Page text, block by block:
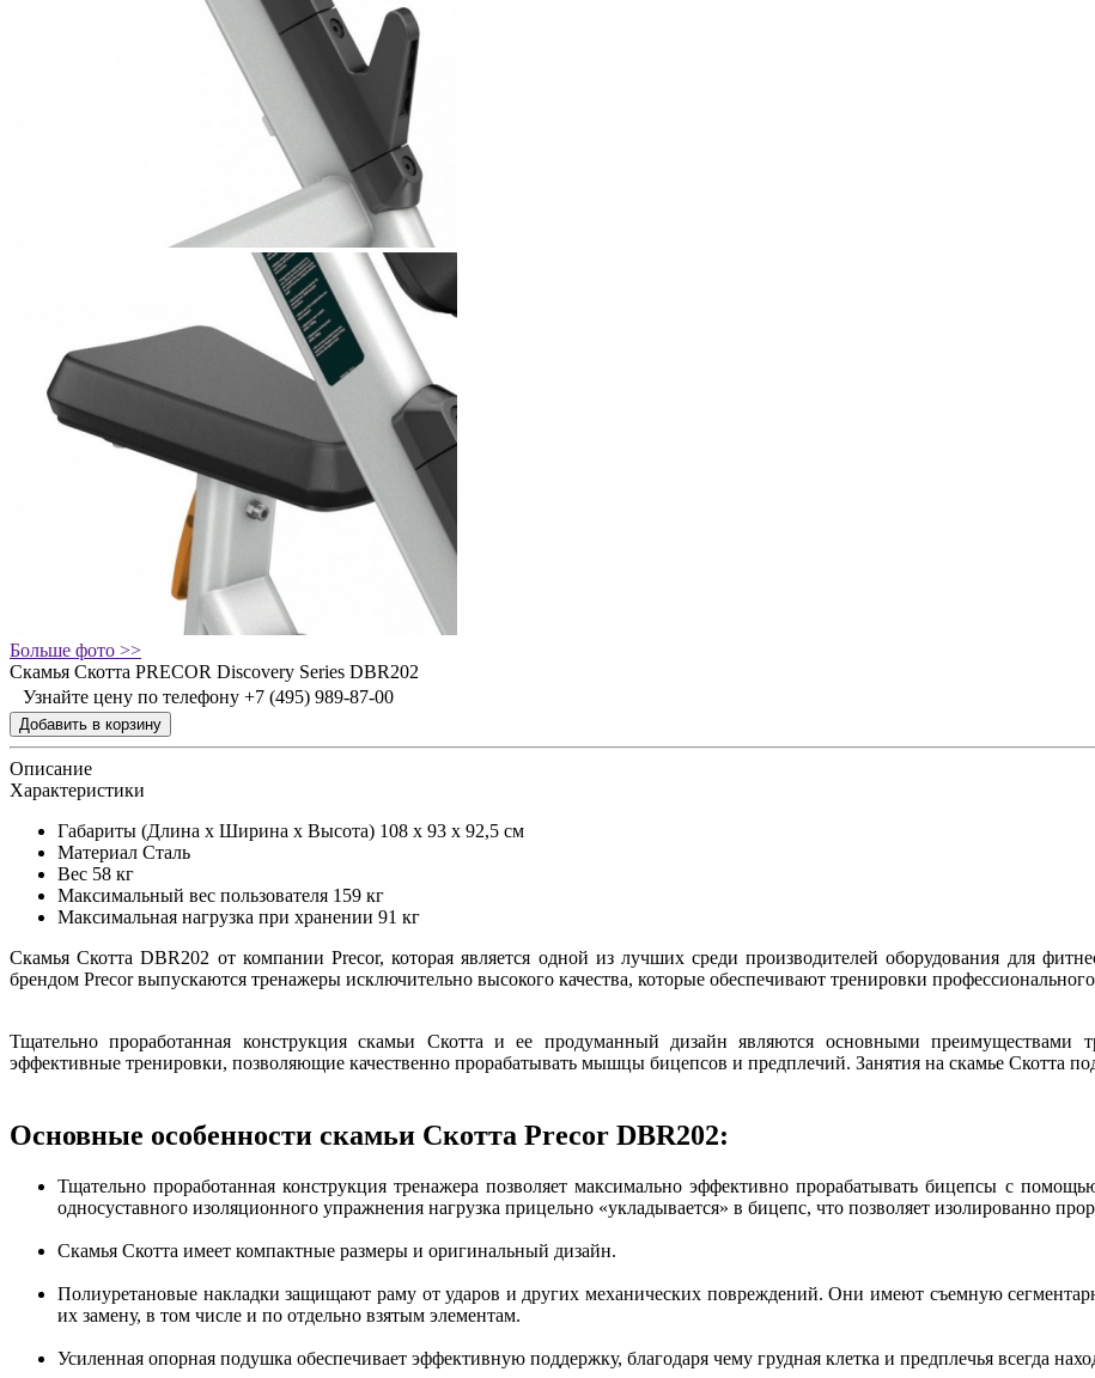
Больше фото >>
Скамья Скотта PRECOR Discovery Series DBR202
Узнайте цену по телефону +7 (495) 989-87-00
Описание
Характеристики
Габариты (Длина x Ширина x Высота) 108 х 93 х 92,5 см
Материал Сталь
Вес 58 кг
Максимальный вес пользователя 159 кг
Максимальная нагрузка при хранении 91 кг
Скамья Скотта DBR202 от компании Precor, которая является одной из лучших среди производителей оборудования для
брендом Precor выпускаются тренажеры исключительно высокого качества, которые обеспечивают тренировки
Тщательно проработанная конструкция скамьи Скотта и ее продуманный дизайн являются основными преимуществами
эффективные тренировки, позволяющие качественно прорабатывать мышцы бицепсов и предплечий. Занятия на скамье Скотта
Основные особенности скамьи Скотта Precor DBR202:
Тщательно проработанная конструкция тренажера позволяет максимально эффективно прорабатывать бицепсы с
односуставного изоляционного упражнения нагрузка прицельно «укладывается» в бицепс, что позволяет изолированно
Скамья Скотта имеет компактные размеры и оригинальный дизайн.
Полиуретановые накладки защищают раму от ударов и других механических повреждений. Они имеют съемную
их замену, в том числе и по отдельно взятым элементам.
Усиленная опорная подушка обеспечивает эффективную поддержку, благодаря чему грудная клетка и предплечья всегда